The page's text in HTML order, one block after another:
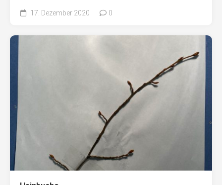
17. Dezember 2020 0